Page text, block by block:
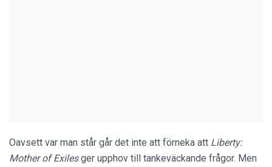
Oavsett var man står går det inte att förneka att Liberty:
Mother of Exilesger upphov till tankeväckande frågor. Men